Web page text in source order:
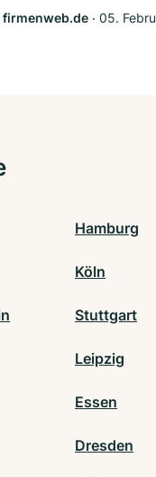
firmenweb.de ‧ 05.
Hamburg
Köln
Stuttgart
Leipzig
Essen
Dresden